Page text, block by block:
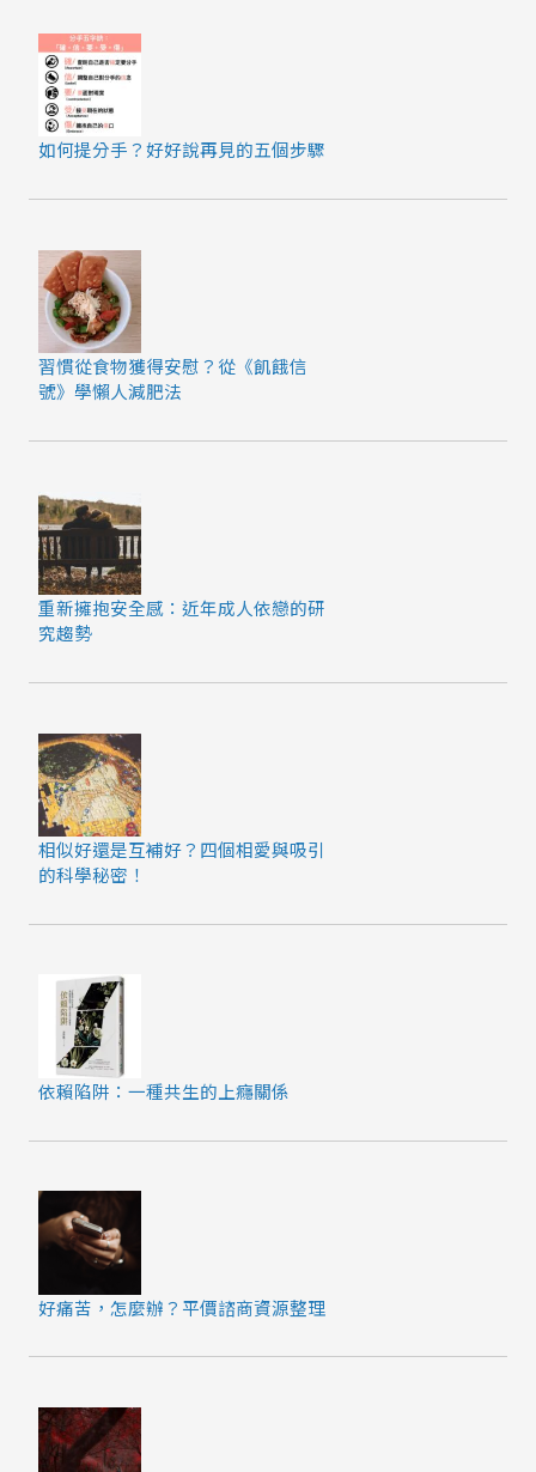
如何提分手？好好說再見的五個步驟
習慣從食物獲得安慰？從《飢餓信
號》學懶人減肥法
重新擁抱安全感：近年成人依戀的研
究趨勢
相似好還是互補好？四個相愛與吸引
的科學秘密！
依賴陷阱：一種共生的上癮關係
好痛苦，怎麼辦？平價諮商資源整理